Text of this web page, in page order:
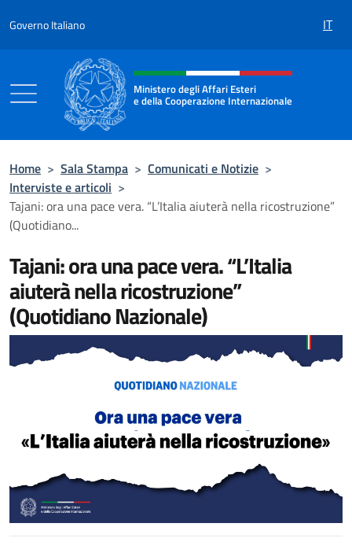
Governo Italiano IT
Intestazione sito, social e menù
Ministero degli Affari Esteri
e della Cooperazione Internazionale
Home > Sala Stampa > Comunicati e Notizie >
Interviste e articoli >
Tajani: ora una pace vera. “L’Italia aiuterà nella ricostruzione”
(Quotidiano...
Tajani: ora una pace vera. “L’Italia
aiuterà nella ricostruzione”
(Quotidiano Nazionale)
Tajani: ora una pace vera. “L’Italia aiuterà nella ricostruzione” (Quotidiano